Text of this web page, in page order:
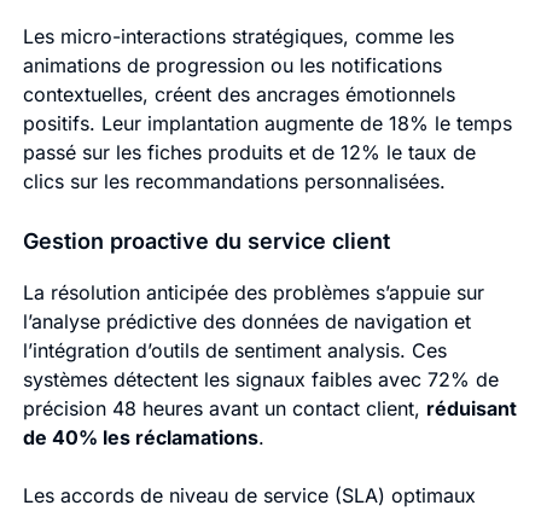
Les micro-interactions stratégiques, comme les
animations de progression ou les notifications
contextuelles, créent des ancrages émotionnels
positifs. Leur implantation augmente de 18% le temps
passé sur les fiches produits et de 12% le taux de
clics sur les recommandations personnalisées.
Gestion proactive du service client
La résolution anticipée des problèmes s’appuie sur
l’analyse prédictive des données de navigation et
l’intégration d’outils de sentiment analysis. Ces
systèmes détectent les signaux faibles avec 72% de
précision 48 heures avant un contact client, réduisant
de 40% les réclamations.
Les accords de niveau de service (SLA) optimaux